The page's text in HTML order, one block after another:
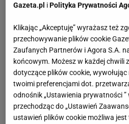
Gazeta.pl iPolityka Prywatności
Klikając „Akceptuję” wyrażasz też
przechowywanie plików cookie
Zaufanych Partnerów i Agora S.A.
końcowym. Możesz w każdej chwili
dotyczące plików cookie,
twoimi preferencjami dot.
odnośnik „Ustawienia prywatności
przechodząc do „Ustawień
ustawień plików cookie możliwa